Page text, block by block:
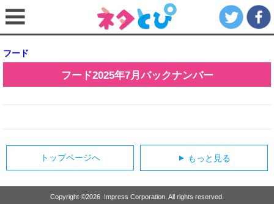
フード
フード2025年7月バックナンバー
トップページへ ▲ もっと見る
Copyright ©2026 Impress Corporation. All rights reserved.